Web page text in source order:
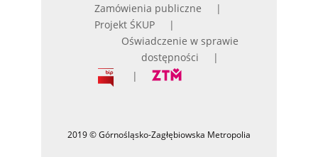
Zamówienia publiczne
Projekt ŚKUP
Oświadczenie w sprawie
dostępności
2019 © Górnośląsko-Zagłębiowska Metropolia